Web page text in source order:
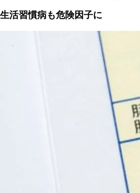
生活習慣病も危険因子に